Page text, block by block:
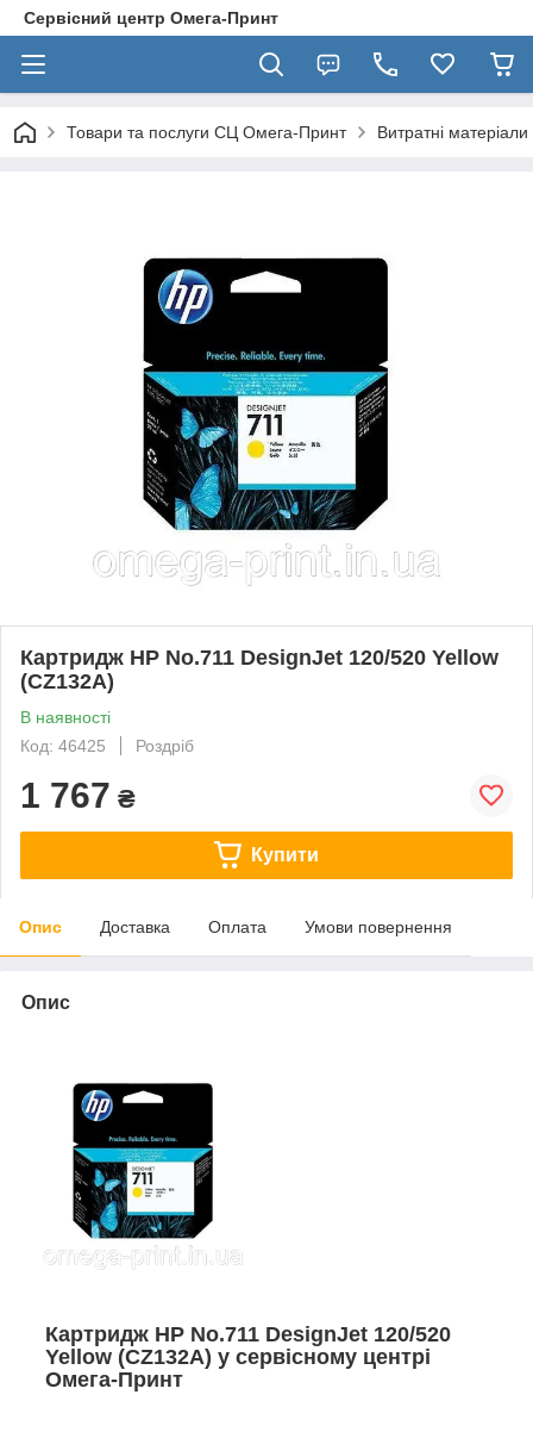
Сервісний центр Омега-Принт
Товари та послуги СЦ Омега-Принт Витратні
Картридж HP No.711 DesignJet 120/520 Yellow
(CZ132A)
В наявності
Код: 46425
Роздріб
1 767 ₴
Купити
Опис Доставка Оплата Умови повернення
Опис
Картридж HP No.711 DesignJet 120/520
Yellow (CZ132A) у сервісному центрі
Омега-Принт